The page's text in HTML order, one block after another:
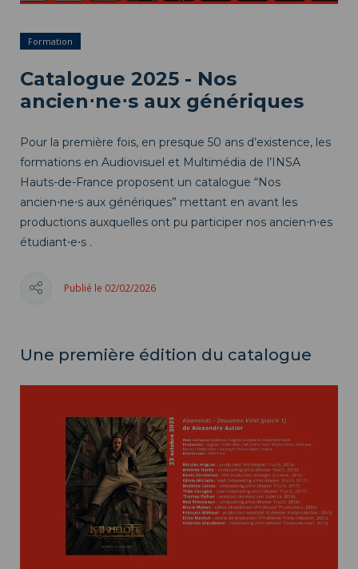
Formation
Catalogue 2025 - Nos
ancien⋅ne⋅s aux génériques
Pour la première fois, en presque 50 ans d’existence, les
formations en Audiovisuel et Multimédia de l’INSA
Hauts-de-France proposent un catalogue “Nos
ancien⋅ne⋅s aux génériques” mettant en avant les
productions auxquelles ont pu participer nos ancien⋅n⋅es
étudiant⋅e⋅s .
Publié le 02/02/2026
Une première édition du catalogue